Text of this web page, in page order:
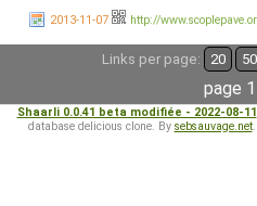
2013-11-07 http://
Links per page: 20 50
page
Shaarli 0.0.41 beta modifiée - 2022-08-11
database delicious clone. By sebsauvage.net